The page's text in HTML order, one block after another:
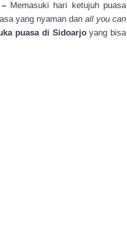
Memasuki hari ketujuh puasa
yang nyaman dan all you can
puasa di Sidoarjoyang bisa